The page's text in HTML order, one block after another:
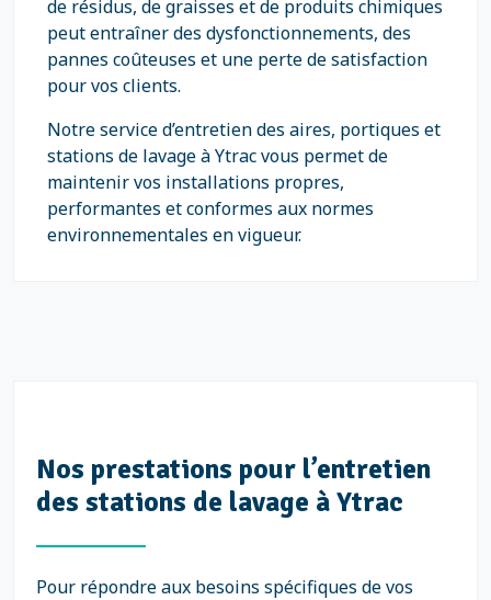
de résidus, de graisses et de produits chimiques
peut entraîner des dysfonctionnements, des
pannes coûteuses et une perte de satisfaction
pour vos clients.
Notre service d’entretien des aires, portiques et
stations de lavage à Ytrac vous permet de
maintenir vos installations propres,
performantes et conformes aux normes
environnementales en vigueur.
Nos prestations pour l’entretien
des stations de lavage à Ytrac
Pour répondre aux besoins spécifiques de vos